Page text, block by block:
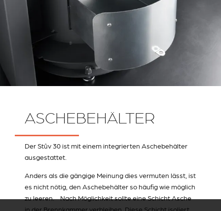
ASCHEBEHÄLTER
Der Stûv 30 ist mit einem integrierten Aschebehälter
ausgestattet.
Anders als die gängige Meinung dies vermuten lässt, ist
es nicht nötig, den Aschebehälter so häufig wie möglich
zu leeren. Nach Möglichkeit sollte eine Schicht Asche